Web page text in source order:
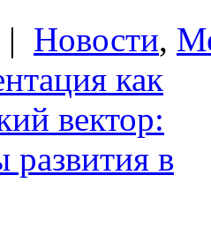
| Новости,